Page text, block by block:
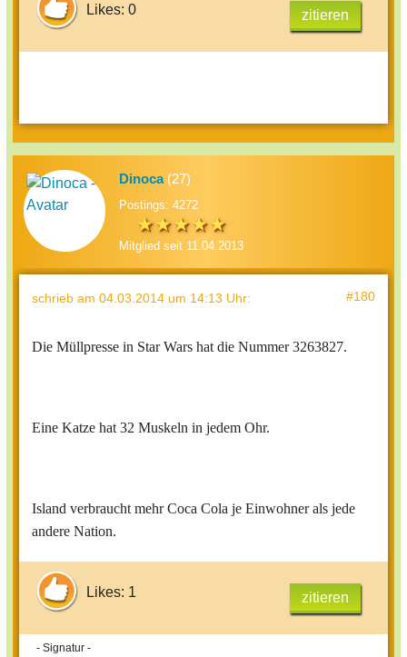
Likes: 0 zitieren
Dinoca(27)
Postings: 4272
Mitglied seit 11.04.2013
schrieb am 04.03.2014 um 14:13 Uhr: #180
Die Müllpresse in Star Wars hat die Nummer 3263827.
Eine Katze hat 32 Muskeln in jedem Ohr.
Island verbraucht mehr Coca Cola je Einwohner als jede
andere Nation.
Likes: 1 zitieren
- Signatur -